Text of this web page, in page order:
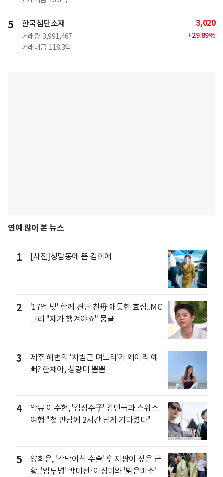
5 한국첨단소재
거래량 3,991,467
거래대금 118.3억
3,020
+29.89%
연예 많이 본 뉴스
1 [사진]청담동에 뜬 김희애
2
'17억 빚' 함께 견딘 친母 애틋한 효심..MC
그리 "제가 챙겨야죠" 뭉클
3
제주 해변의 '차범근 며느리'가 왜이리 예
뻐? 한채아, 청량미 뿜뿜
4
악뮤 이수현, '김성주子' 김민국과 스위스
여행 "첫 만남에 2시간 넘게 기다렸다"
5
양희은, '각막이식 수술' 후 지팡이 짚은 근
황..'암투병' 박미선·이성미와 '밝은미소'